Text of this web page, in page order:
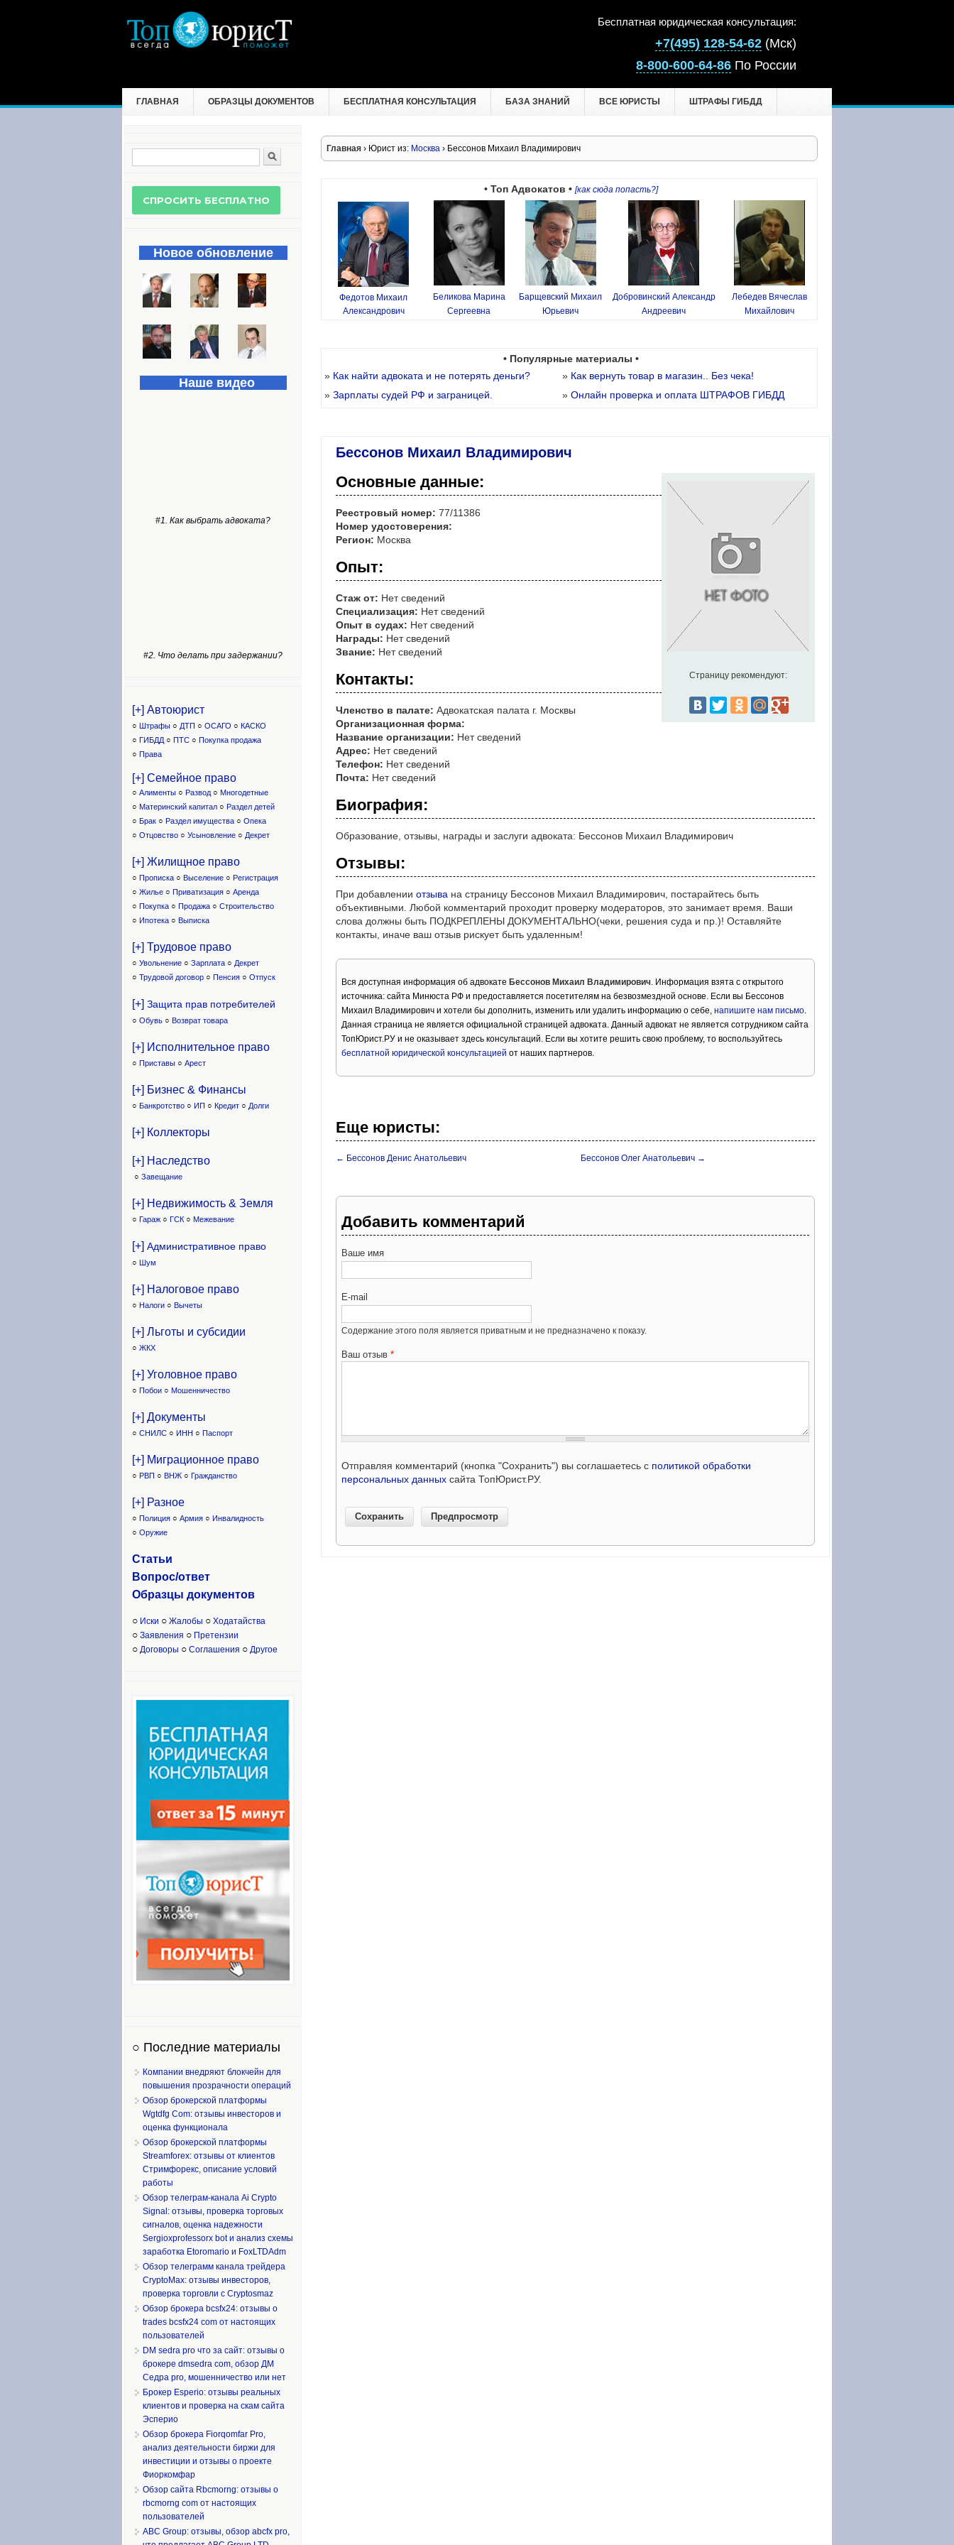
Бесплатная юридическая консультация:
+7(495) 128-54-62 (Мск)
8-800-600-64-86 По России
ГЛАВНАЯ ОБРАЗЦЫ ДОКУМЕНТОВ БЕСПЛАТНАЯ КОНСУЛЬТАЦИЯ БАЗА ЗНАНИЙ ВСЕ ЮРИСТЫ ШТРАФЫ ГИБДД
Главная › Юрист из: Москва › Бессонов Михаил Владимирович
• Топ Адвокатов • [как сюда попасть?]
Федотов Михаил
Александрович
Беликова Марина
Сергеевна
Барщевский Михаил
Юрьевич
Добровинский Александр
Андреевич
Лебедев Вячеслав
Михайлович
• Популярные материалы •
» Как найти адвоката и не потерять деньги? » Как вернуть товар в магазин.. Без чека!
» Зарплаты судей РФ и заграницей. » Онлайн проверка и оплата ШТРАФОВ ГИБДД
Бессонов Михаил Владимирович
Страницу рекомендуют:
Основные данные:
Реестровый номер: 77/11386
Номер удостоверения:
Регион: Москва
Опыт:
Стаж от: Нет сведений
Специализация: Нет сведений
Опыт в судах: Нет сведений
Награды: Нет сведений
Звание: Нет сведений
Контакты:
Членство в палате: Адвокатская палата г. Москвы
Организационная форма:
Название организации: Нет сведений
Адрес: Нет сведений
Телефон: Нет сведений
Почта: Нет сведений
Биография:
Образование, отзывы, награды и заслуги адвоката: Бессонов Михаил Владимирович
Отзывы:
При добавлении отзыва на страницу Бессонов Михаил Владимирович, постарайтесь быть
объективными. Любой комментарий проходит проверку модераторов, это занимает время. Ваши
слова должны быть ПОДКРЕПЛЕНЫ ДОКУМЕНТАЛЬНО(чеки, решения суда и пр.)! Оставляйте
контакты, иначе ваш отзыв рискует быть удаленным!
Вся доступная информация об адвокате Бессонов Михаил Владимирович. Информация взята с открытого
источника: сайта Минюста РФ и предоставляется посетителям на безвозмездной основе. Если вы Бессонов
Михаил Владимирович и хотели бы дополнить, изменить или удалить информацию о себе, напишите нам письмо.
Данная страница не является официальной страницей адвоката. Данный адвокат не является сотрудником сайта
ТопЮрист.РУ и не оказывает здесь консультаций. Если вы хотите решить свою проблему, то воспользуйтесь
бесплатной юридической консультацией от наших партнеров.
Еще юристы:
← Бессонов Денис Анатольевич Бессонов Олег Анатольевич →
Добавить комментарий
Ваше имя
E-mail
Содержание этого поля является приватным и не предназначено к показу.
Ваш отзыв *
Отправляя комментарий (кнопка "Сохранить") вы соглашаетесь с политикой обработки
персональных данных сайта ТопЮрист.РУ.
Форма поиска
Новое обновление
Наше видео
#1. Как выбрать адвоката?
#2. Что делать при задержании?
[+] Автоюрист
○ Штрафы ○ ДТП ○ ОСАГО ○ КАСКО
○ ГИБДД ○ ПТС ○ Покупка продажа
○ Права
[+] Семейное право
○ Алименты ○ Развод ○ Многодетные
○ Материнский капитал ○ Раздел детей
○ Брак ○ Раздел имущества ○ Опека
○ Отцовство ○ Усыновление ○ Декрет
[+] Жилищное право
○ Прописка ○ Выселение ○ Регистрация
○ Жилье ○ Приватизация ○ Аренда
○ Покупка ○ Продажа ○ Строительство
○ Ипотека ○ Выписка
[+] Трудовое право
○ Увольнение ○ Зарплата ○ Декрет
○ Трудовой договор ○ Пенсия ○ Отпуск
[+] Защита прав потребителей
○ Обувь ○ Возврат товара
[+] Исполнительное право
○ Приставы ○ Арест
[+] Бизнес & Финансы
○ Банкротство ○ ИП ○ Кредит ○ Долги
[+] Коллекторы
[+] Наследство
○ Завещание
[+] Недвижимость & Земля
○ Гараж ○ ГСК ○ Межевание
[+] Административное право
○ Шум
[+] Налоговое право
○ Налоги ○ Вычеты
[+] Льготы и субсидии
○ ЖКХ
[+] Уголовное право
○ Побои ○ Мошенничество
[+] Документы
○ СНИЛС ○ ИНН ○ Паспорт
[+] Миграционное право
○ РВП ○ ВНЖ ○ Гражданство
[+] Разное
○ Полиция ○ Армия ○ Инвалидность
○ Оружие
Статьи
Вопрос/ответ
Образцы документов
○ Иски ○ Жалобы ○ Ходатайства
○ Заявления ○ Претензии
○ Договоры ○ Соглашения ○ Другое
○ Последние материалы
Компании внедряют блокчейн для
повышения прозрачности операций
Обзор брокерской платформы
Wgtdfg Com: отзывы инвесторов и
оценка функционала
Обзор брокерской платформы
Streamforex: отзывы от клиентов
Стримфорекс, описание условий
работы
Обзор телеграм-канала Ai Crypto
Signal: отзывы, проверка торговых
сигналов, оценка надежности
Sergioxprofessorx bot и анализ схемы
заработка Etoromario и FoxLTDAdm
Обзор телеграмм канала трейдера
CryptoMax: отзывы инвесторов,
проверка торговли с Cryptosmaz
Обзор брокера bcsfx24: отзывы о
trades bcsfx24 com от настоящих
пользователей
DM sedra pro что за сайт: отзывы о
брокере dmsedra com, обзор ДМ
Седра pro, мошенничество или нет
Брокер Esperio: отзывы реальных
клиентов и проверка на скам сайта
Эсперио
Обзор брокера Fiorqomfar Pro,
анализ деятельности биржи для
инвестиции и отзывы о проекте
Фиоркомфар
Обзор сайта Rbcmorng: отзывы о
rbcmorng com от настоящих
пользователей
ABC Group: отзывы, обзор abcfx pro,